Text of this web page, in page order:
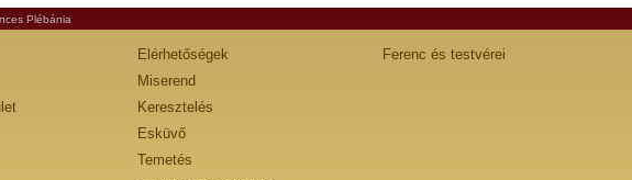
Plébánia
Elérhetőségek
Miserend
Keresztelés
Esküvő
Temetés
Ferenc és testvérei